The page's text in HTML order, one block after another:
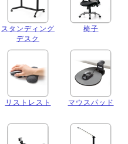
スタンディング
デスク
椅子
リストレスト マウスパッド